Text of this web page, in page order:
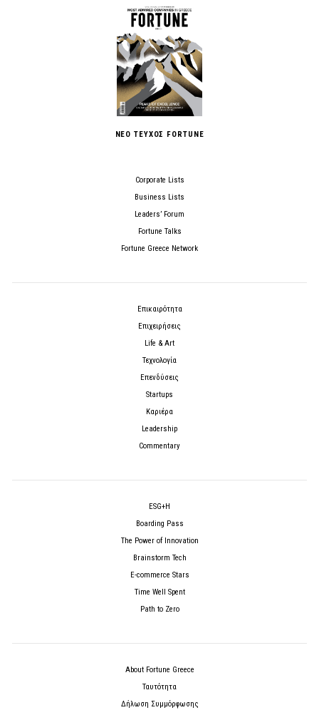
ΝΕΟ ΤΕΥΧΟΣ FORTUNE
Corporate Lists
Business Lists
Leaders’ Forum
Fortune Talks
Fortune Greece Network
Επικαιρότητα
Επιχειρήσεις
Life & Art
Τεχνολογία
Επενδύσεις
Startups
Καριέρα
Leadership
Commentary
ESG+H
Boarding Pass
The Power of Innovation
Brainstorm Tech
E-commerce Stars
Time Well Spent
Path to Zero
About Fortune Greece
Ταυτότητα
Δήλωση Συμμόρφωσης